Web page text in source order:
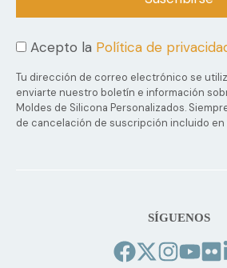
Acepto la Política de
Tu dirección de correo electrónico se
enviarte nuestro boletín e información
Moldes de Silicona Personalizados.
de cancelación de suscripción incluido en
SÍGUENOS